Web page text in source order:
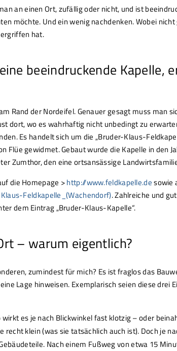
an einen Ort, zufällig oder nicht, und ist
möchte. Und ein wenig nachdenken. Wobei
hat.
beeindruckende Kapelle,
Rand der Nordeifel. Genauer gesagt muss man
dort, wo es wahrhaftig nicht unbedingt zu
Es handelt sich um die „Bruder-Klaus-
Flüe gewidmet. Gebaut wurde die Kapelle in den
Zumthor, den eine ortsansässige
die Homepage >http://www.feldkapelle.desowie
Feldkapelle_(Wachendorf). Zahlreiche und
dem Eintrag „Bruder-Klaus-Kapelle“.
– warum eigentlich?
zumindest für mich? Es ist fraglos das
Lage hinweisen. Exemplarisch seien diese drei
es je nach Blickwinkel fast klotzig – oder
recht klein (was sie tatsächlich auch ist). Doch je
Nach einem Fußweg von etwa 15